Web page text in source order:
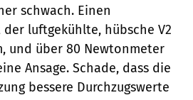
schwach. Einen
luftgekühlte, hübsche V2
und über 80 Newtonmeter
Ansage. Schade, dass die
bessere Durchzugswerte